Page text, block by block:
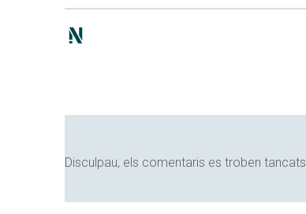
Disculpau, els comentaris es troben tancats